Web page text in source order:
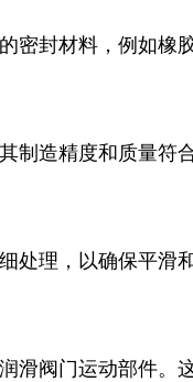
密封材料，例如橡
制造精度和质量符
处理，以确保平滑
滑阀门运动部件。